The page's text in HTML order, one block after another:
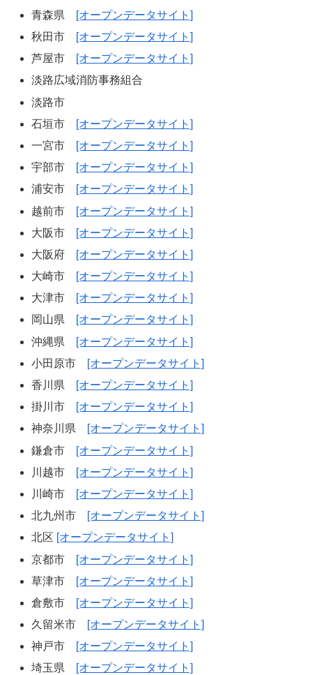
青森県
[オープンデータサイト]
秋田市
[オープンデータサイト]
芦屋市
[オープンデータサイト]
淡路広域消防事務組合
淡路市
石垣市
[オープンデータサイト]
一宮市
[オープンデータサイト]
宇部市
[オープンデータサイト]
浦安市
[オープンデータサイト]
越前市
[オープンデータサイト]
大阪市
[オープンデータサイト]
大阪府
[オープンデータサイト]
大崎市
[オープンデータサイト]
大津市
[オープンデータサイト]
岡山県
[オープンデータサイト]
沖縄県
[オープンデータサイト]
小田原市
[オープンデータサイト]
香川県
[オープンデータサイト]
掛川市
[オープンデータサイト]
神奈川県
[オープンデータサイト]
鎌倉市
[オープンデータサイト]
川越市
[オープンデータサイト]
川崎市
[オープンデータサイト]
北九州市
[オープンデータサイト]
北区 [オープンデータサイト]
京都市
[オープンデータサイト]
草津市
[オープンデータサイト]
倉敷市
[オープンデータサイト]
久留米市
[オープンデータサイト]
神戸市
[オープンデータサイト]
埼玉県
[オープンデータサイト]